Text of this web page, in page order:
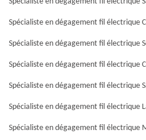
Spécialiste en dégagement fil électrique
Spécialiste en dégagement fil électrique
Spécialiste en dégagement fil électrique
Spécialiste en dégagement fil électrique
Spécialiste en dégagement fil électrique
Spécialiste en dégagement fil électrique